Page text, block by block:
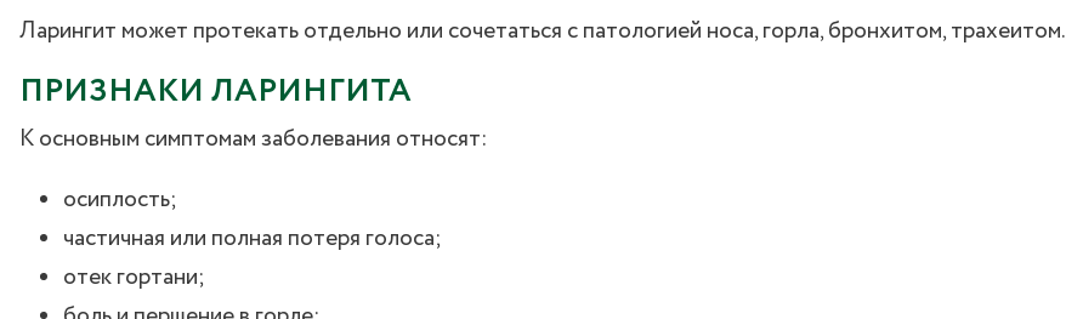
Ларингит может протекать отдельно или сочетаться с патологией носа, горла, бронхитом, трахеитом.
ПРИЗНАКИ ЛАРИНГИТА
К основным симптомам заболевания относят:
осиплость;
частичная или полная потеря голоса;
отек гортани;